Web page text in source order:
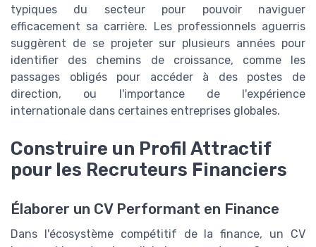
typiques du secteur pour pouvoir naviguer
efficacement sa carrière. Les professionnels aguerris
suggèrent de se projeter sur plusieurs années pour
identifier des chemins de croissance, comme les
passages obligés pour accéder à des postes de
direction, ou l'importance de l'expérience
internationale dans certaines entreprises globales.
Construire un Profil Attractif
pour les Recruteurs Financiers
Élaborer un CV Performant en Finance
Dans l'écosystème compétitif de la finance, un CV